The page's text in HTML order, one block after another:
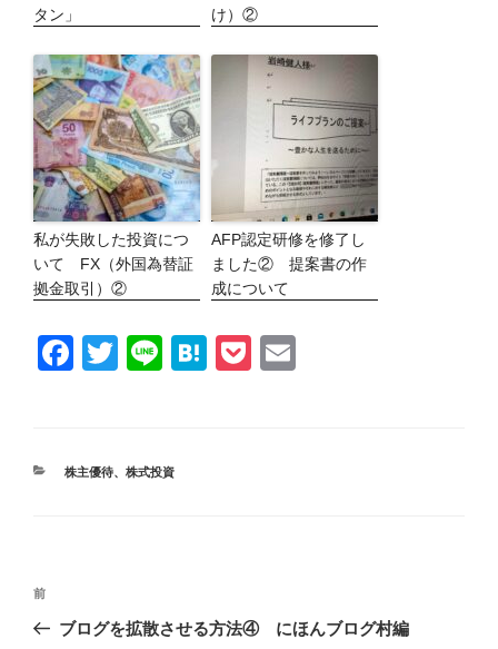
タン」
け）②
私が失敗した投資につ
いて FX（外国為替証
拠金取引）②
AFP認定研修を修了し
ました② 提案書の作
成について
F
e
T
er
Li
H
P
カ
株主優待、 株式投資
稿
ビ
前
の
前
ブログを拡散させる方法④ にほんブログ村編